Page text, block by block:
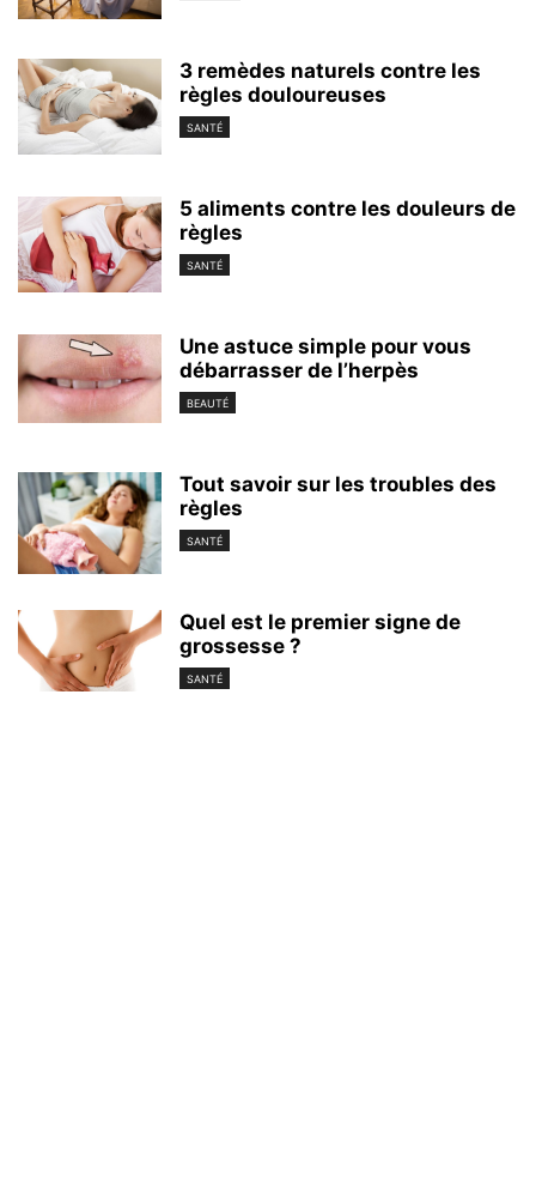
3 remèdes naturels contre les
règles douloureuses
SANTÉ
5 aliments contre les douleurs de
règles
SANTÉ
Une astuce simple pour vous
débarrasser de l’herpès
BEAUTÉ
Tout savoir sur les troubles des
règles
SANTÉ
Quel est le premier signe de
grossesse ?
SANTÉ